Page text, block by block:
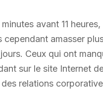
avant 11
cependant amasser
Ceux qui ont
sur le site Internet
relations